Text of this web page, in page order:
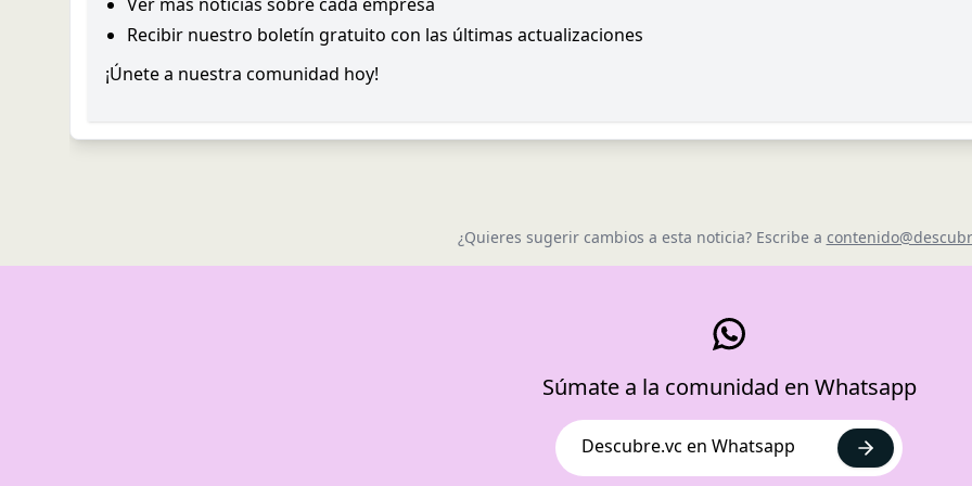
Recibir nuestro boletín gratuito con las últimas actualizaciones
¡Únete a nuestra comunidad hoy!
¿Quieres sugerir cambios a esta noticia? Escribe a
Súmate a la comunidad en Whatsapp
Descubre.vc en Whatsapp